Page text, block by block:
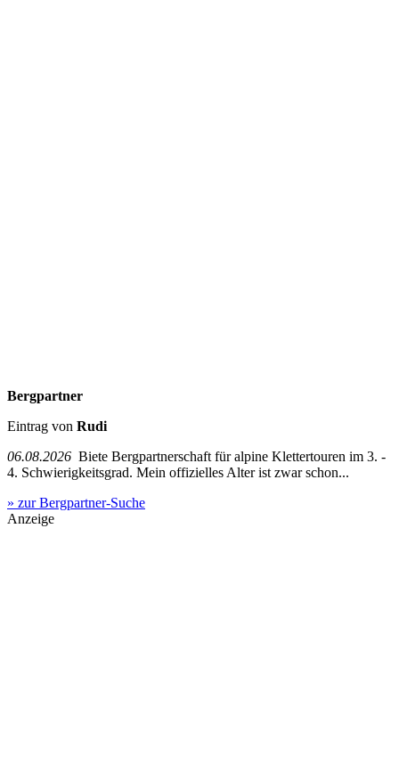
Bergpartner
Eintrag von Rudi
06.08.2026 Biete Bergpartnerschaft für alpine Klettertouren im 3. -
4. Schwierigkeitsgrad. Mein offizielles Alter ist zwar schon...
» zur Bergpartner-Suche
Anzeige